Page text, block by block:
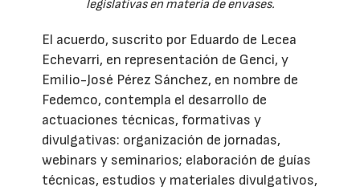
legislativas en materia de envases.
El acuerdo, suscrito por Eduardo de Lecea
Echevarri, en representación de Genci, y
Emilio-José Pérez Sánchez, en nombre de
Fedemco, contempla el desarrollo de
actuaciones técnicas, formativas y
divulgativas: organización de jornadas,
webinars y seminarios; elaboración de guías
técnicas, estudios y materiales divulgativos,